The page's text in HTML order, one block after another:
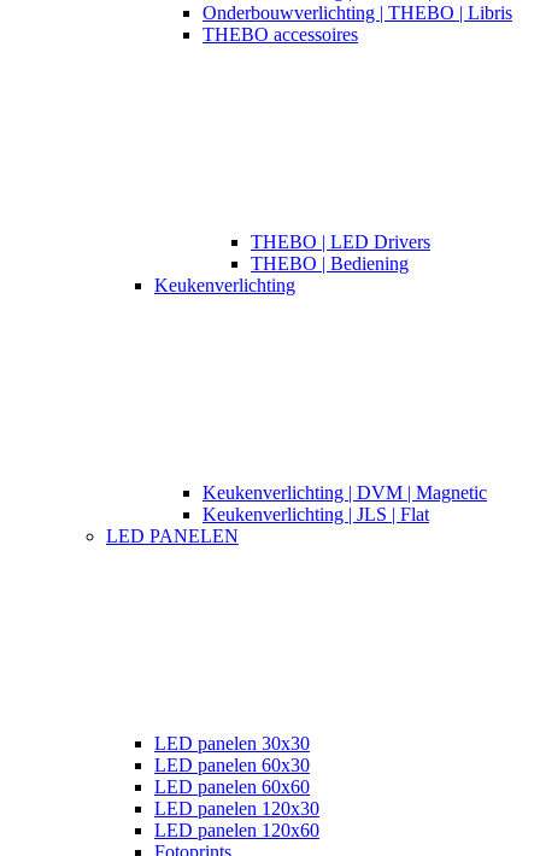
Onderbouwverlichting | THEBO | Libris
THEBO accessoires
THEBO | LED Drivers
THEBO | Bediening
Keukenverlichting
Keukenverlichting | DVM | Magnetic
Keukenverlichting | JLS | Flat
LED PANELEN
LED panelen 30x30
LED panelen 60x30
LED panelen 60x60
LED panelen 120x30
LED panelen 120x60
Fotoprints